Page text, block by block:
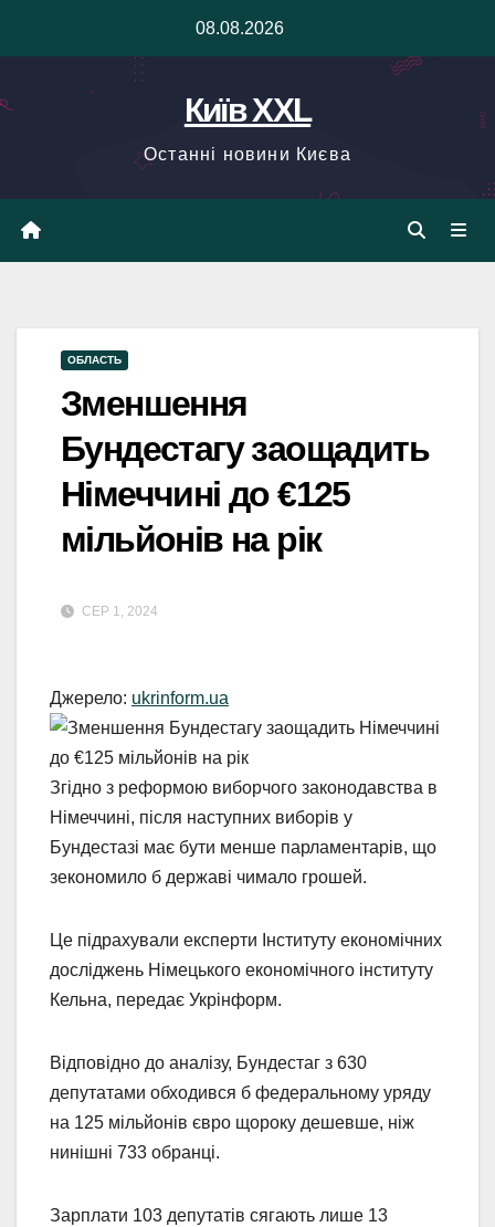
08.08.2026
Київ XXL
Останні новини Києва
ОБЛАСТЬ
Зменшення
Бундестагу заощадить
Німеччині до €125
мільйонів на рік
СЕР 1, 2024
Джерело: ukrinform.ua
Згідно з реформою виборчого законодавства в
Німеччині, після наступних виборів у
Бундестазі має бути менше парламентарів, що
зекономило б державі чимало грошей.
Це підрахували експерти Інституту економічних
досліджень Німецького економічного інституту
Кельна, передає Укрінформ.
Відповідно до аналізу, Бундестаг з 630
депутатами обходився б федеральному уряду
на 125 мільйонів євро щороку дешевше, ніж
нинішні 733 обранці.
Зарплати 103 депутатів сягають лише 13